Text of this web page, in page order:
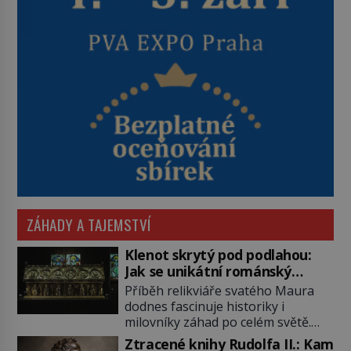
ZÁHADY A TAJEMSTVÍ
Klenot skrytý pod podlahou:
Jak se unikátní románský
poklad dostal do zapadlého
Bečova?
Příběh relikviáře svatého Maura
dodnes fascinuje historiky i
milovníky záhad po celém světě.
Tato románská zlatnická památka
Ztracené knihy Rudolfa II.: Kam